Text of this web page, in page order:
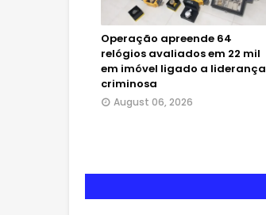
Operação apreende 64
relógios avaliados em 22 mil
em imóvel ligado a liderança
criminosa
August 06, 2026